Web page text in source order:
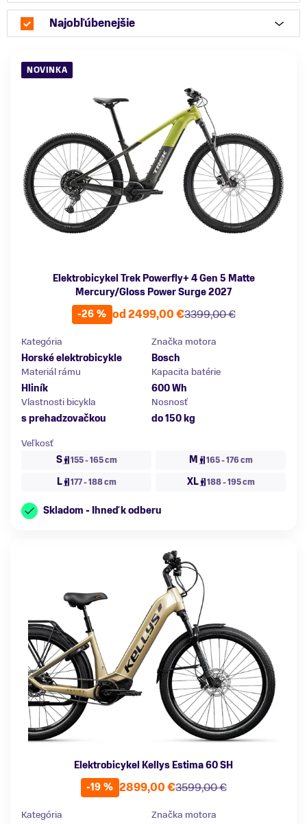
Najobľúbenejšie
NOVINKA
Elektrobicykel Trek Powerfly+ 4 Gen 5 Matte
Mercury/Gloss Power Surge 2027
-26 %
3399,00 €
od 2499,00 €
Kategória
Horské elektrobicykle
Značka motora
Bosch
Materiál rámu
Hliník
Kapacita batérie
600 Wh
Vlastnosti bicykla
s prehadzovačkou
Nosnosť
do 150 kg
Veľkosť
S
155 - 165 cm M 165 - 176 cm
L 177 - 188 cm XL 188 - 195 cm
Skladom - Ihneď k odberu
Elektrobicykel Kellys Estima 60 SH
-19 %
3599,00 €
2899,00 €
Kategória
Značka motora